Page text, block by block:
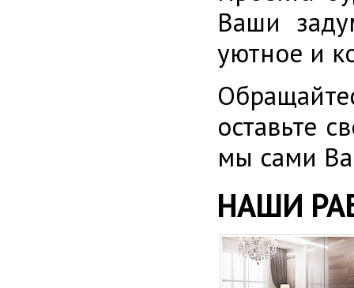
Ваши
уютное и
оставьте
мы сами
НАШИ